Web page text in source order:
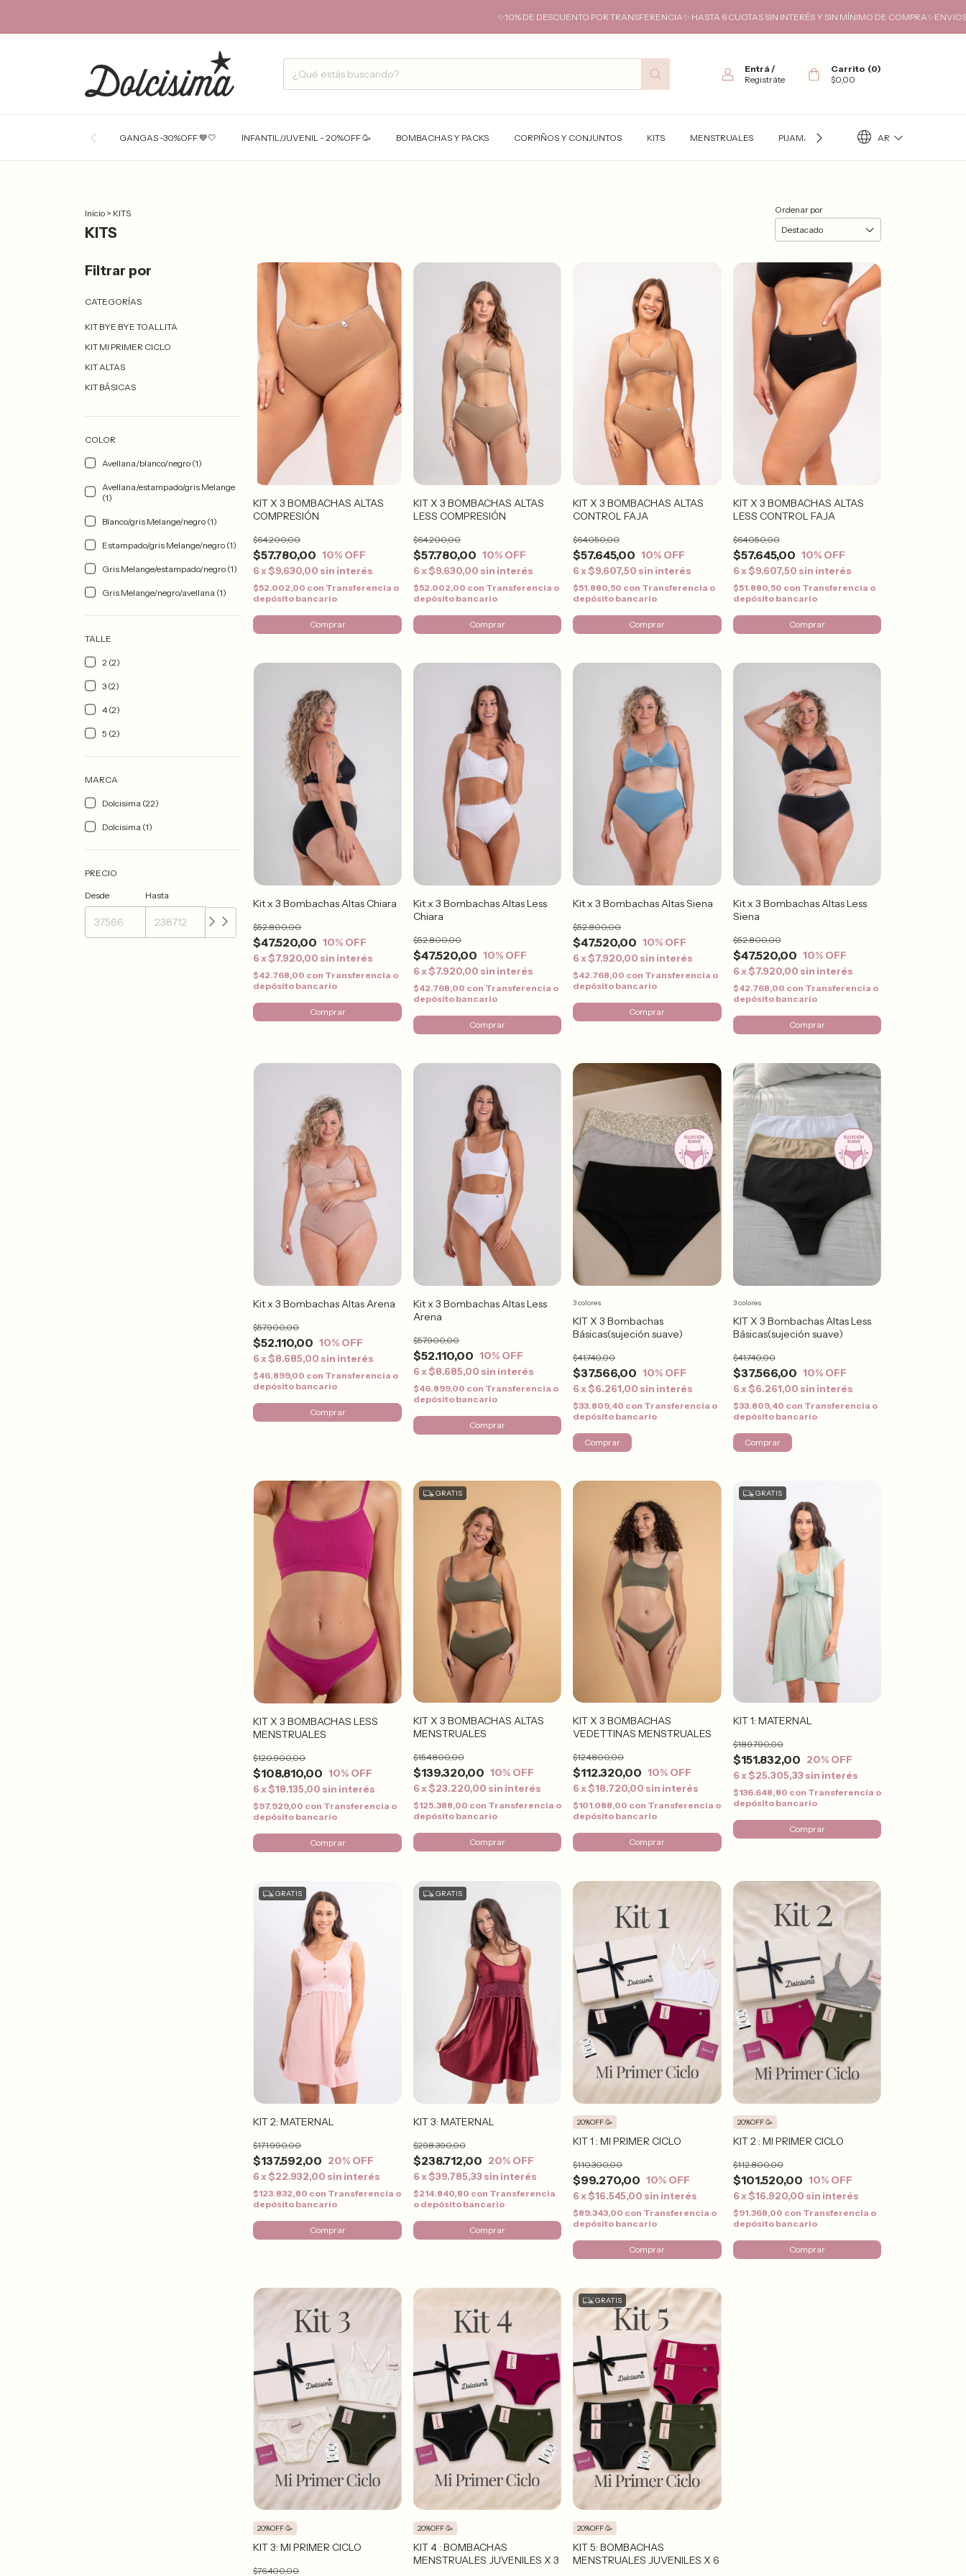
✨10% DE DESCUENTO POR TRANSFERENCIA✨ HASTA 6 CUOTAS SIN INTERÉS Y SIN MÍNIMO DE COMPRA✨ENVIOS
Entrá /
Registráte
Carrito (0)
$0,00
GANGAS -30%OFF 💙🤍 INFANTIL/JUVENIL - 20%OFF 🥳 BOMBACHAS Y PACKS CORPIÑOS Y CONJUNTOS KITS MENSTRUALES PIJAMAS TÉRMICOAR
Inicio > KITS
KITS
Ordenar por
Filtrar por
CATEGORÍAS
KIT BYE BYE TOALLITA
KIT MI PRIMER CICLO
KIT ALTAS
KIT BÁSICAS
COLOR
Avellana/blanco/negro (1)
Avellana/estampado/gris Melange
(1)
Blanco/gris Melange/negro (1)
Estampado/gris Melange/negro (1)
Gris Melange/estampado/negro (1)
Gris Melange/negro/avellana (1)
TALLE
2 (2)
3 (2)
4 (2)
5 (2)
MARCA
Dolcisima (22)
Dolcisima (1)
PRECIO
Desde Hasta
KIT X 3 BOMBACHAS ALTAS
COMPRESIÓN
$57.780,00
$64.200,00
10% OFF
6 x$9.630,00 sin interés
$52.002,00 con Transferencia o
depósito bancario
Comprar
KIT X 3 BOMBACHAS ALTAS
LESS COMPRESIÓN
$57.780,00
$64.200,00
10% OFF
6 x$9.630,00 sin interés
$52.002,00 con Transferencia o
depósito bancario
Comprar
KIT X 3 BOMBACHAS ALTAS
CONTROL FAJA
$57.645,00
$64.050,00
10% OFF
6 x$9.607,50 sin interés
$51.880,50 con Transferencia o
depósito bancario
Comprar
KIT X 3 BOMBACHAS ALTAS
LESS CONTROL FAJA
$57.645,00
$64.050,00
10% OFF
6 x$9.607,50 sin interés
$51.880,50 con Transferencia o
depósito bancario
Comprar
Kit x 3 Bombachas Altas Chiara
$47.520,00
$52.800,00
10% OFF
6 x$7.920,00 sin interés
$42.768,00 con Transferencia o
depósito bancario
Comprar
Kit x 3 Bombachas Altas Less
Chiara
$47.520,00
$52.800,00
10% OFF
6 x$7.920,00 sin interés
$42.768,00 con Transferencia o
depósito bancario
Comprar
Kit x 3 Bombachas Altas Siena
$47.520,00
$52.800,00
10% OFF
6 x$7.920,00 sin interés
$42.768,00 con Transferencia o
depósito bancario
Comprar
Kit x 3 Bombachas Altas Less
Siena
$47.520,00
$52.800,00
10% OFF
6 x$7.920,00 sin interés
$42.768,00 con Transferencia o
depósito bancario
Comprar
Kit x 3 Bombachas Altas Arena
$52.110,00
$57.900,00
10% OFF
6 x$8.685,00 sin interés
$46.899,00 con Transferencia o
depósito bancario
Comprar
Kit x 3 Bombachas Altas Less
Arena
$52.110,00
$57.900,00
10% OFF
6 x$8.685,00 sin interés
$46.899,00 con Transferencia o
depósito bancario
Comprar
KIT X 3 Bombachas
Básicas(sujeción suave)
$37.566,00
$41.740,00
10% OFF
6 x$6.261,00 sin interés
$33.809,40 con Transferencia o
depósito bancario
3 colores
Comprar
KIT X 3 Bombachas Altas Less
Básicas(sujeción suave)
$37.566,00
$41.740,00
10% OFF
6 x$6.261,00 sin interés
$33.809,40 con Transferencia o
depósito bancario
3 colores
Comprar
KIT X 3 BOMBACHAS LESS
MENSTRUALES
$108.810,00
$120.900,00
10% OFF
6 x$18.135,00 sin interés
$97.929,00 con Transferencia o
depósito bancario
Comprar
GRATIS
KIT X 3 BOMBACHAS ALTAS
MENSTRUALES
$139.320,00
$154.800,00
10% OFF
6x$23.220,00 sin interés
$125.388,00 con Transferencia o
depósito bancario
Comprar
KIT X 3 BOMBACHAS
VEDETTINAS MENSTRUALES
$112.320,00
$124.800,00
10% OFF
6x$18.720,00 sin interés
$101.088,00 con Transferencia o
depósito bancario
Comprar
GRATIS
KIT 1: MATERNAL
$151.832,00
$189.790,00
20% OFF
6x$25.305,33 sin interés
$136.648,80 con Transferencia o
depósito bancario
Comprar
GRATIS
KIT 2: MATERNAL
$137.592,00
$171.990,00
20% OFF
6 x$22.932,00 sin interés
$123.832,80 con Transferencia o
depósito bancario
Comprar
GRATIS
KIT 3: MATERNAL
$238.712,00
$298.390,00
20% OFF
6 x$39.785,33 sin interés
$214.840,80 con Transferencia
o depósito bancario
Comprar
KIT 1 : MI PRIMER CICLO
$99.270,00
$110.300,00
10% OFF
6 x$16.545,00 sin interés
20%OFF 🥳
$89.343,00 con Transferencia o
depósito bancario
Comprar
KIT 2 : MI PRIMER CICLO
$101.520,00
$112.800,00
10% OFF
6 x$16.920,00 sin interés
20%OFF 🥳
$91.368,00 con Transferencia o
depósito bancario
Comprar
KIT 3: MI PRIMER CICLO
$76.400,00
20%OFF 🥳
KIT 4 : BOMBACHAS
MENSTRUALES JUVENILES X 3
20%OFF 🥳
GRATIS
KIT 5: BOMBACHAS
MENSTRUALES JUVENILES X 6
20%OFF 🥳